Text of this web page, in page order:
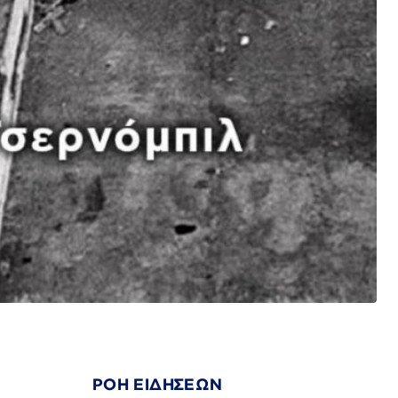
ΡΟΗ ΕΙΔΗΣΕΩΝ